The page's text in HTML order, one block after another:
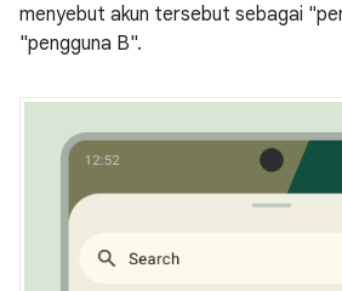
menyebut akun tersebut sebagai
"pengguna B".